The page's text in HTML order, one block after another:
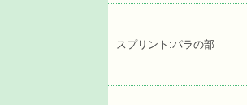
スプリント:パラの部